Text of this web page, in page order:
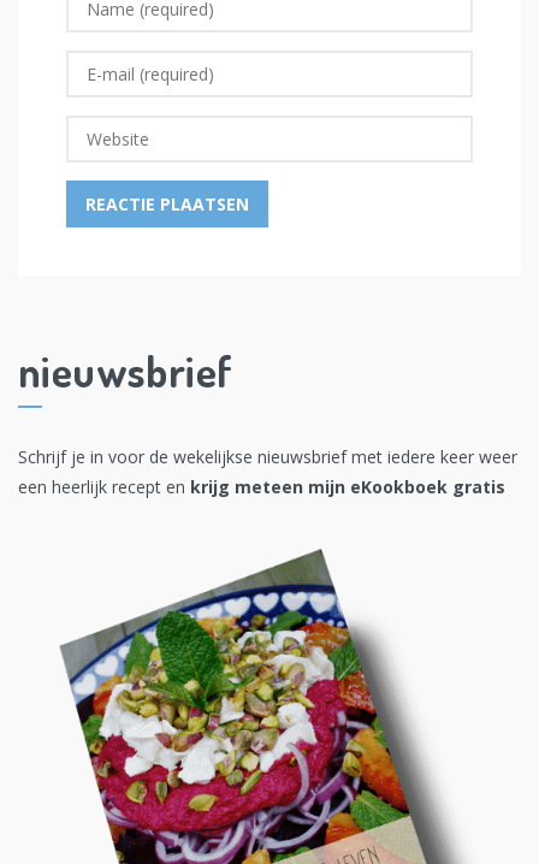
nieuwsbrief
Schrijf je in voor de wekelijkse nieuwsbrief met iedere keer weer
een heerlijk recept en krijg meteen mijn eKookboek gratis